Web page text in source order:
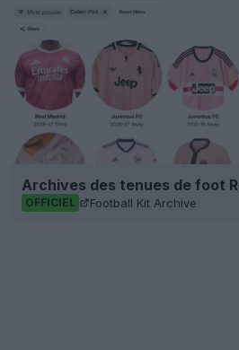
Archives des tenues de foot
OFFICIEL Football Kit Archive